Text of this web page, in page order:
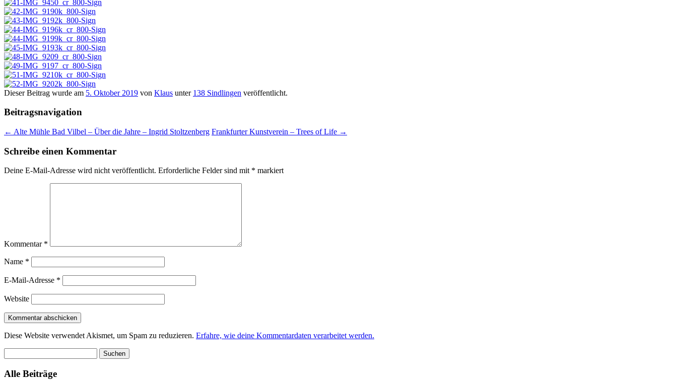
Dieser Beitrag wurde am 5. Oktober 2019 von Klaus unter 138 Sindlingen veröffentlicht.
Beitragsnavigation
← Alte Mühle Bad Vilbel – Über die Jahre – Ingrid Stoltzenberg Frankfurter Kunstverein – Trees of Life →
Schreibe einen Kommentar
Deine E-Mail-Adresse wird nicht veröffentlicht. Erforderliche Felder sind mit * markiert
Kommentar *
Name *
E-Mail-Adresse *
Website
Diese Website verwendet Akismet, um Spam zu reduzieren. Erfahre, wie deine Kommentardaten verarbeitet werden.
nach:
Alle Beiträge